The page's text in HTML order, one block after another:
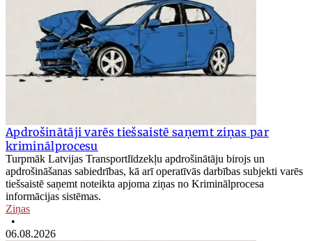
Apdrošinātāji varēs tiešsaistē saņemt ziņas par
kriminālprocesu
Turpmāk Latvijas Transportlīdzekļu apdrošinātāju birojs un
apdrošināšanas sabiedrības, kā arī operatīvās darbības subjekti varēs
tiešsaistē saņemt noteikta apjoma ziņas no Kriminālprocesa
informācijas sistēmas.
Ziņas
•
06.08.2026